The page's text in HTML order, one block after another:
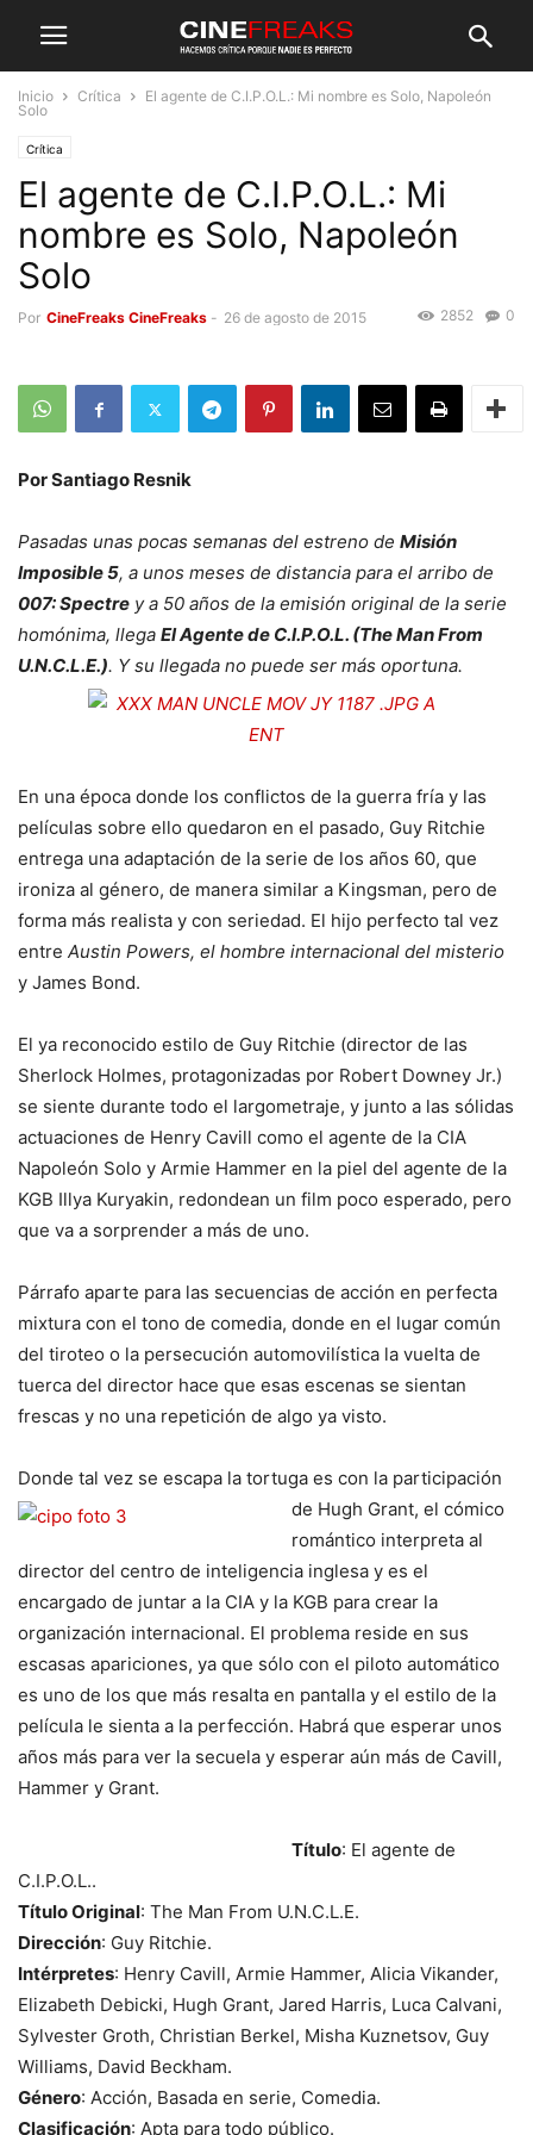
Inicio Crítica
El agente de C.I.P.O.L.: Mi nombre es Solo, Napoleón
Solo
Crítica
El agente de C.I.P.O.L.: Mi
nombre es Solo, Napoleón
Solo
Por CineFreaks CineFreaks - 26 de agosto de 2015 0
2852
Por Santiago Resnik
Pasadas unas pocas semanas del estreno de Misión
Imposible 5, a unos meses de distancia para el arribo de
007: Spectre y a 50 años de la emisión original de la serie
homónima, llega El Agente de C.I.P.O.L. (The Man From
U.N.C.L.E.). Y su llegada no puede ser más oportuna.
En una época donde los conflictos de la guerra fría y las
películas sobre ello quedaron en el pasado, Guy Ritchie
entrega una adaptación de la serie de los años 60, que
ironiza al género, de manera similar a Kingsman, pero de
forma más realista y con seriedad. El hijo perfecto tal vez
entre Austin Powers, el hombre internacional del misterio
y James Bond.
El ya reconocido estilo de Guy Ritchie (director de las
Sherlock Holmes, protagonizadas por Robert Downey Jr.)
se siente durante todo el largometraje, y junto a las sólidas
actuaciones de Henry Cavill como el agente de la CIA
Napoleón Solo y Armie Hammer en la piel del agente de la
KGB Illya Kuryakin, redondean un film poco esperado, pero
que va a sorprender a más de uno.
Párrafo aparte para las secuencias de acción en perfecta
mixtura con el tono de comedia, donde en el lugar común
del tiroteo o la persecución automovilística la vuelta de
tuerca del director hace que esas escenas se sientan
frescas y no una repetición de algo ya visto.
Donde tal vez se escapa la tortuga es con la participación
de Hugh Grant, el cómico
romántico interpreta al
director del centro de inteligencia inglesa y es el
encargado de juntar a la CIA y la KGB para crear la
organización internacional. El problema reside en sus
escasas apariciones, ya que sólo con el piloto automático
es uno de los que más resalta en pantalla y el estilo de la
película le sienta a la perfección. Habrá que esperar unos
años más para ver la secuela y esperar aún más de Cavill,
Hammer y Grant.
Título: El agente de
C.I.P.O.L..
Título Original: The Man From U.N.C.L.E.
Dirección: Guy Ritchie.
Intérpretes: Henry Cavill, Armie Hammer, Alicia Vikander,
Elizabeth Debicki, Hugh Grant, Jared Harris, Luca Calvani,
Sylvester Groth, Christian Berkel, Misha Kuznetsov, Guy
Williams, David Beckham.
Género: Acción, Basada en serie, Comedia.
Clasificación: Apta para todo público.